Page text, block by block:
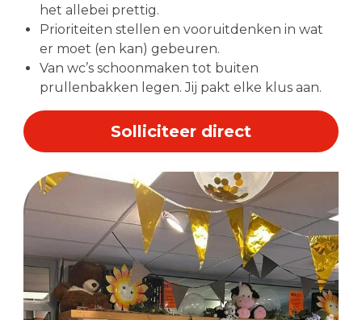
het allebei prettig.
Prioriteiten stellen en vooruitdenken in wat
er moet (en kan) gebeuren.
Van wc’s schoonmaken tot buiten
prullenbakken legen. Jij pakt elke klus aan.
Solliciteer direct